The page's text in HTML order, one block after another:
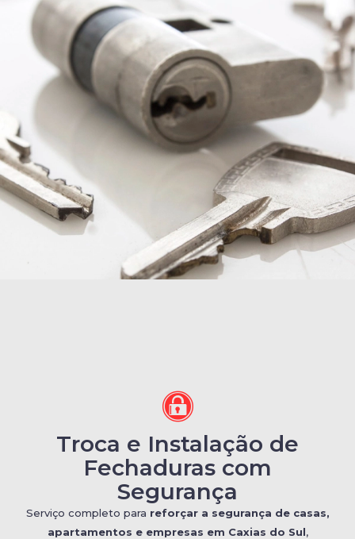
Troca e Instalação de
Fechaduras com
Segurança
Serviço completo para reforçar a segurança de casas,
apartamentos e empresas em Caxias do Sul,